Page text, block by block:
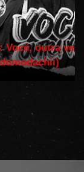
Você, outra vez!